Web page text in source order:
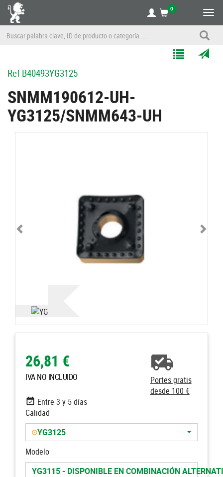
0
RefB40493YG3125
SNMM190612-UH-
YG3125/SNMM643-UH
26,81 €
IVA NO INCLUIDO
Portes gratis
desde 100 €
Entre 3 y 5 días
Calidad
YG3125
Modelo
YG3115 - DISPONIBLE EN COMBINACIÓN